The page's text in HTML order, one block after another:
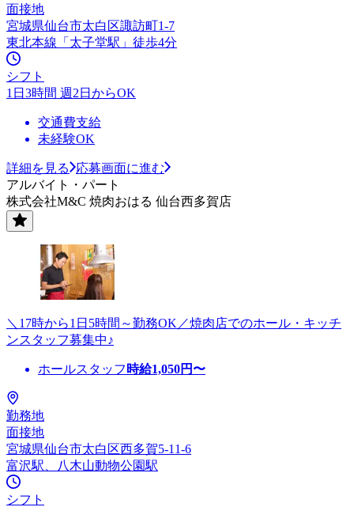
面接地
宮城県仙台市太白区諏訪町1-7
東北本線「太子堂駅」徒歩4分
シフト
1日3時間 週2日からOK
交通費支給
未経験OK
詳細を見る
応募画面に進む
アルバイト・パート
株式会社M&C 焼肉おはる 仙台西多賀店
＼17時から1日5時間～勤務OK／焼肉店でのホール・キッチ
ンスタッフ募集中♪
ホールスタッフ 時給1,050円〜
勤務地
面接地
宮城県仙台市太白区西多賀5-11-6
富沢駅、八木山動物公園駅
シフト